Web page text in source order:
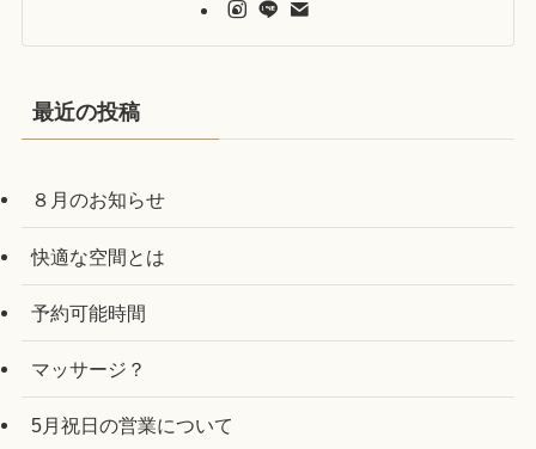
最近の投稿
８月のお知らせ
快適な空間とは
予約可能時間
マッサージ？
5月祝日の営業について